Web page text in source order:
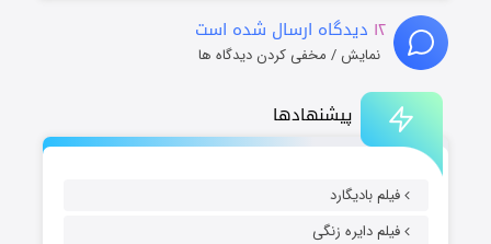
پیشنهادها
فیلم بادیگارد
فیلم دایره زنگی
۱۲ دیدگاه ارسال شده است
نمایش / مخفی کردن دیدگاه ها